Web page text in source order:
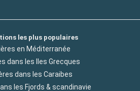
les plus populaires
en Méditerranée
dans les Iles Grecques
dans les Caraibes
les Fjords & scandinavie